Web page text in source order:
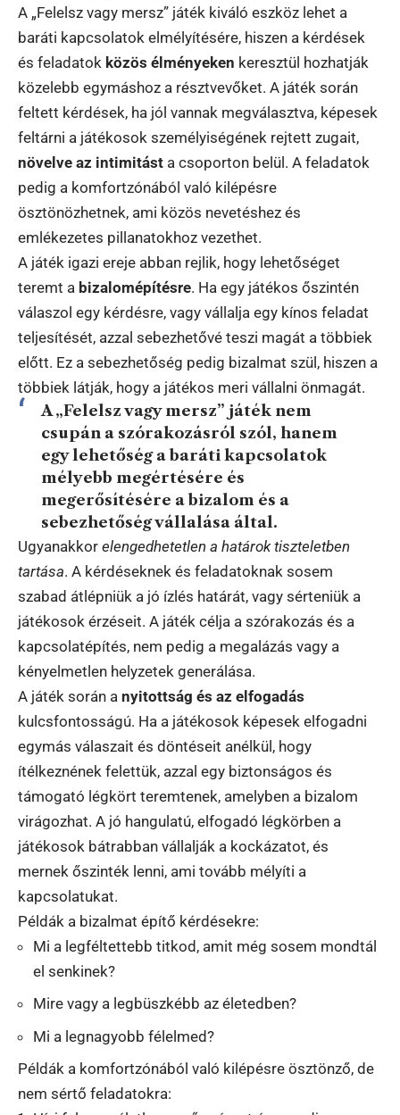
A „Felelsz vagy mersz” játék kiváló eszköz lehet a
baráti kapcsolatok elmélyítésére, hiszen a kérdések
és feladatok közös élményeken keresztül hozhatják
közelebb egymáshoz a résztvevőket. A játék során
feltett kérdések, ha jól vannak megválasztva, képesek
feltárni a játékosok személyiségének rejtett zugait,
növelve az intimitást a csoporton belül. A feladatok
pedig a komfortzónából való kilépésre
ösztönözhetnek, ami közös nevetéshez és
emlékezetes pillanatokhoz vezethet.
A játék igazi ereje abban rejlik, hogy lehetőséget
teremt a bizalomépítésre. Ha egy játékos őszintén
válaszol egy kérdésre, vagy vállalja egy kínos feladat
teljesítését, azzal sebezhetővé teszi magát a többiek
előtt. Ez a sebezhetőség pedig bizalmat szül, hiszen a
többiek látják, hogy a játékos meri vállalni önmagát.
A „Felelsz vagy mersz” játék nem
csupán a szórakozásról szól, hanem
egy lehetőség a baráti kapcsolatok
mélyebb megértésére és
megerősítésére a bizalom és a
sebezhetőség vállalása által.
Ugyanakkor elengedhetetlen a határok tiszteletben
tartása. A kérdéseknek és feladatoknak sosem
szabad átlépniük a jó ízlés határát, vagy sérteniük a
játékosok érzéseit. A játék célja a szórakozás és a
kapcsolatépítés, nem pedig a megalázás vagy a
kényelmetlen helyzetek generálása.
A játék során a nyitottság és az elfogadás
kulcsfontosságú. Ha a játékosok képesek elfogadni
egymás válaszait és döntéseit anélkül, hogy
ítélkeznének felettük, azzal egy biztonságos és
támogató légkört teremtenek, amelyben a bizalom
virágozhat. A jó hangulatú, elfogadó légkörben a
játékosok bátrabban vállalják a kockázatot, és
mernek őszinték lenni, ami tovább mélyíti a
kapcsolatukat.
Példák a bizalmat építő kérdésekre:
Mi a legféltettebb titkod, amit még sosem mondtál
el senkinek?
Mire vagy a legbüszkébb az életedben?
Mi a legnagyobb félelmed?
Példák a komfortzónából való kilépésre ösztönző, de
nem sértő feladatokra: